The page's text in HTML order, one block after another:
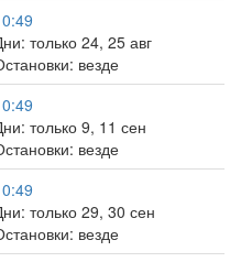
только 24, 25 авг
везде
только 9, 11 сен
везде
только 29, 30 сен
везде